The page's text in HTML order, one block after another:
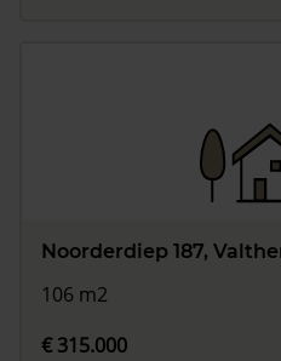
Noorderdiep 187,
106 m2
€ 315.000